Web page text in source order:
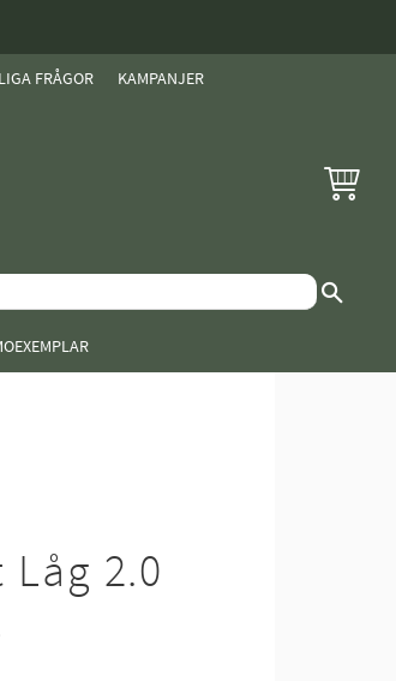
FRÅGOR KAMPANJER
Låg 2.0